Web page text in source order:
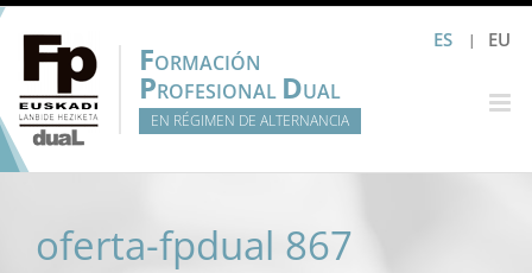
Saltar
contenido
ES EU
FORMACIÓN
PROFESIONAL DUAL
EN RÉGIMEN DE ALTERNANCIA
oferta-fpdual 867